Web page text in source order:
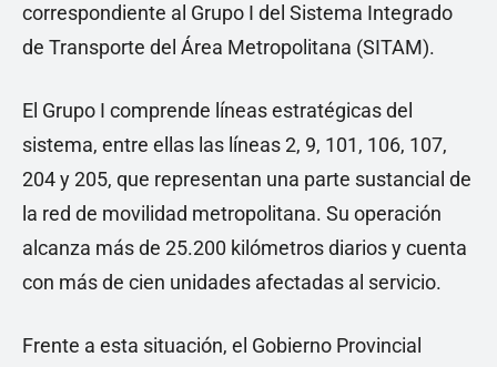
correspondiente al Grupo I del Sistema Integrado
de Transporte del Área Metropolitana (SITAM).
El Grupo I comprende líneas estratégicas del
sistema, entre ellas las líneas 2, 9, 101, 106, 107,
204 y 205, que representan una parte sustancial de
la red de movilidad metropolitana. Su operación
alcanza más de 25.200 kilómetros diarios y cuenta
con más de cien unidades afectadas al servicio.
Frente a esta situación, el Gobierno Provincial